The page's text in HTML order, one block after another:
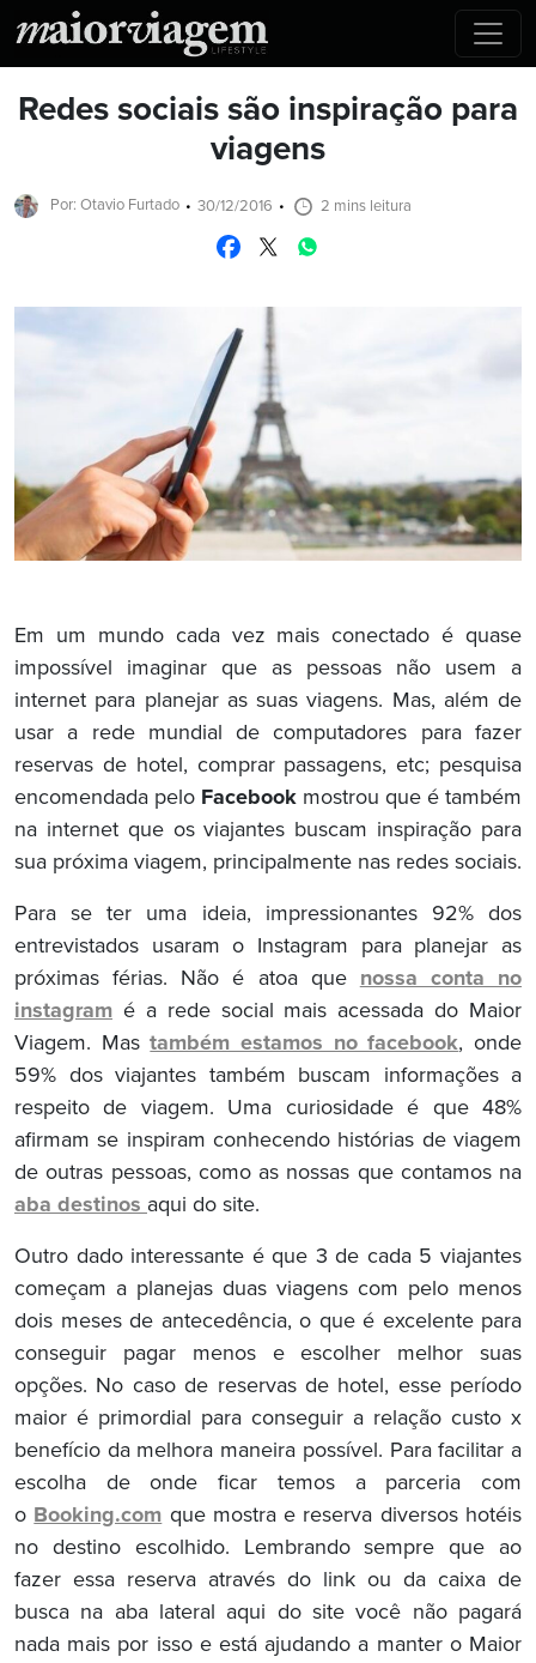
Redes sociais são inspiração para
viagens
Por: Otavio Furtado 30/12/2016 2 mins leitura
Em um mundo cada vez mais conectado é quase
impossível imaginar que as pessoas não usem a
internet para planejar as suas viagens. Mas, além de
usar a rede mundial de computadores para fazer
reservas de hotel, comprar passagens, etc; pesquisa
encomendada pelo Facebook mostrou que é também
na internet que os viajantes buscam inspiração para
sua próxima viagem, principalmente nas redes sociais.
Para se ter uma ideia, impressionantes 92% dos
entrevistados usaram o Instagram para planejar as
próximas férias. Não é atoa que nossa conta no
instagram é a rede social mais acessada do Maior
Viagem. Mastambém estamos no facebook, onde
59% dos viajantes também buscam informações a
respeito de viagem. Uma curiosidade é que 48%
afirmam se inspiram conhecendo histórias de viagem
de outras pessoas, como as nossas que contamos na
aba destinos aqui do site.
Outro dado interessante é que 3 de cada 5 viajantes
começam a planejas duas viagens com pelo menos
dois meses de antecedência, o que é excelente para
conseguir pagar menos e escolher melhor suas
opções. No caso de reservas de hotel, esse período
maior é primordial para conseguir a relação custo x
benefício da melhora maneira possível. Para facilitar a
escolha de onde ficar temos a parceria com
o Booking.com que mostra e reserva diversos hotéis
no destino escolhido. Lembrando sempre que ao
fazer essa reserva através do link ou da caixa de
busca na aba lateral aqui do site você não pagará
nada mais por isso e está ajudando a manter o Maior